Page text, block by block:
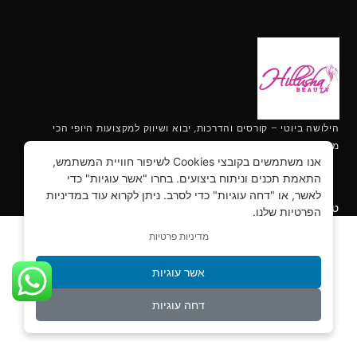
אנו משתמשים בקובצי Cookies לשיפור חוויית המשתמש,
התאמת תכנים וניתוח ביצועים. בחרו "אשר עוגיות" כדי
לאשר, או "דחה עוגיות" כדי לסרב. ניתן לקרוא עוד במדיניות
הפרטיות שלנו.
מדיניות פרטיות
אשר עוגיות
דחה עוגיות
הילושה ביוטי – קורסים והדרכות, יבוא ושיווק למקצועות היופי הכי
מתקדמים.
טראנדים חמים